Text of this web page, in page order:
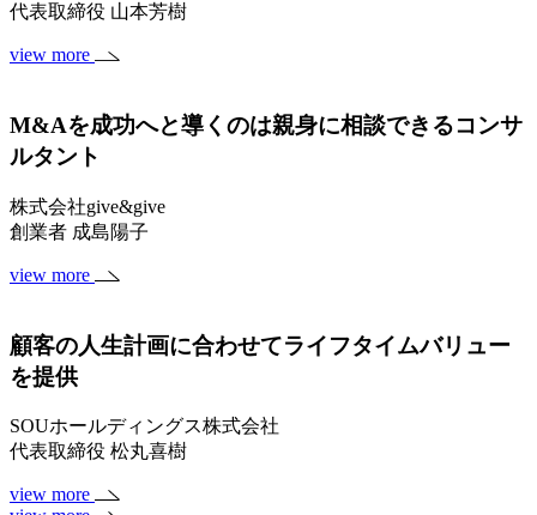
代表取締役 山本芳樹
view more
M&Aを成功へと導くのは親身に相談できるコンサ
ルタント
株式会社give&give
創業者 成島陽子
view more
顧客の人生計画に合わせてライフタイムバリュー
を提供
SOUホールディングス株式会社
代表取締役 松丸喜樹
view more